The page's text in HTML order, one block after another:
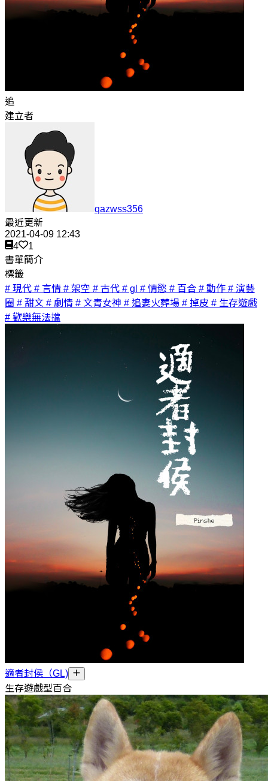
追
建立者
qazwss356
最近更新
2021-04-09 12:43
4
1
書單簡介
標籤
# 現代 # 言情 # 架空 # 古代 # gl # 情慾 # 百合 # 動作 # 演藝
圈 # 甜文 # 劇情 # 文青女神 # 追妻火葬場 # 掉皮 # 生存遊戲
# 歡樂無法擋
適者封侯（GL)
生存遊戲型百合